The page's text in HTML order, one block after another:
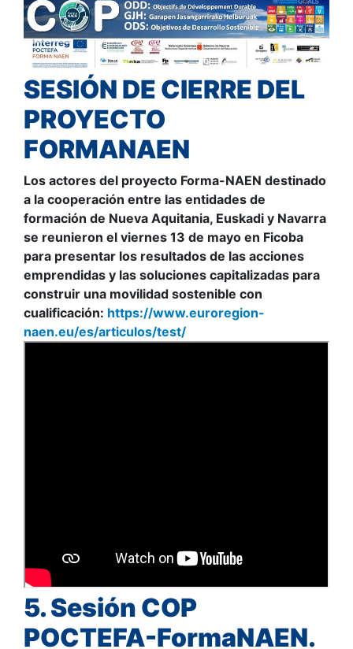
SESIÓN DE CIERRE DEL
PROYECTO
FORMANAEN
Los actores del proyecto Forma-NAEN destinado
a la cooperación entre las entidades de
formación de Nueva Aquitania, Euskadi y Navarra
se reunieron el viernes 13 de mayo en Ficoba
para presentar los resultados de las acciones
emprendidas y las soluciones capitalizadas para
construir una movilidad sostenible con
cualificación: https://www.euroregion-
naen.eu/es/articulos/test/
5. Sesión COP
POCTEFA-FormaNAEN.